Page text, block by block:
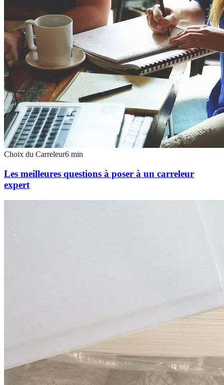
Choix du Carreleur6 min
Les meilleures questions à poser à un carreleur
expert